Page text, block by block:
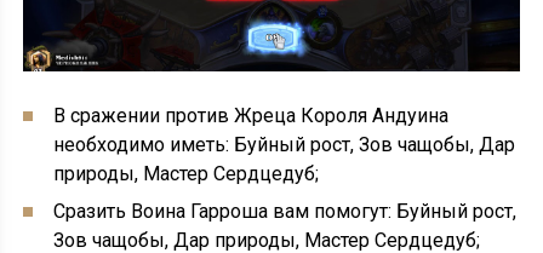
В сражении против Жреца Короля Андуина
необходимо иметь: Буйный рост, Зов чащобы, Дар
природы, Мастер Сердцедуб;
Сразить Воина Гарроша вам помогут: Буйный рост,
Зов чащобы, Дар природы, Мастер Сердцедуб;